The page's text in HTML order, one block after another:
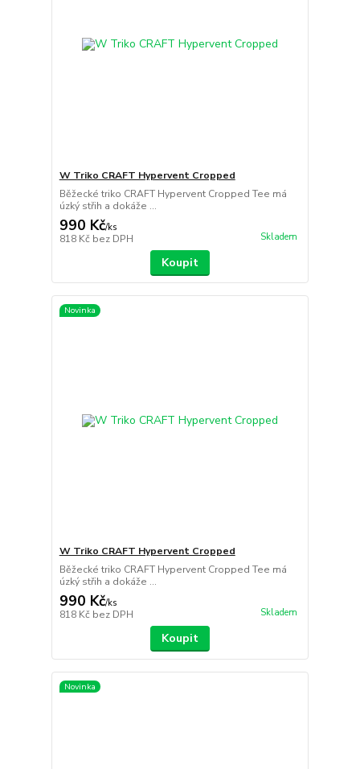
W Triko CRAFT Hypervent Cropped
Běžecké triko CRAFT Hypervent Cropped Tee má
úzký střih a dokáže ...
990 Kč/ks
818 Kč bez DPH Skladem
Koupit
Novinka
W Triko CRAFT Hypervent Cropped
Běžecké triko CRAFT Hypervent Cropped Tee má
úzký střih a dokáže ...
990 Kč/ks
818 Kč bez DPH Skladem
Koupit
Novinka